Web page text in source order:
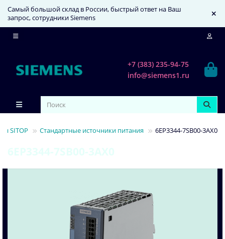
Самый большой склад в России, быстрый ответ на Ваш
запрос, сотрудники Siemens
+7 (383) 235-94-75
info@siemens1.ru
SITOP Стандартные источники питания 6EP3344-7SB00-3AX0
6EP3344-7SB00-3AX0